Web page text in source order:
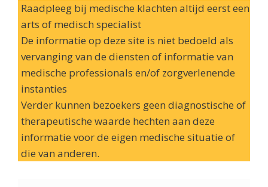
Raadpleeg bij medische klachten altijd eerst een
arts of medisch specialist
De informatie op deze site is niet bedoeld als
vervanging van de diensten of informatie van
medische professionals en/of zorgverlenende
instanties
Verder kunnen bezoekers geen diagnostische of
therapeutische waarde hechten aan deze
informatie voor de eigen medische situatie of
die van anderen.